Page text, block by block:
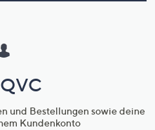
und Bestellungen sowie deine
Kundenkonto